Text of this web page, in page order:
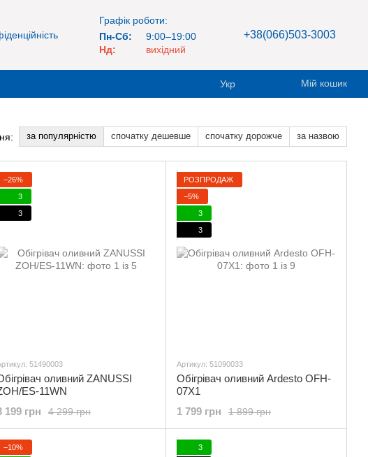
Графік роботи:
Пн-Сб:
9:00–19:00
Нд:
вихідний
+38(066)503-3003
Укр Мій кошик
за популярністю спочатку дешевше спочатку дорожче за назвою
−26%
3
3
51490003
оливний ZANUSSI
ES-11WN
4 299 грн
199 грн
РОЗПРОДАЖ
−5%
3
3
Артикул: 51090033
Обігрівач оливний Ardesto OFH-
07X1
1 899 грн
1 799 грн
−10%
3